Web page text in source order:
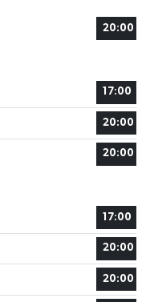
20:00
17:00
20:00
20:00
17:00
20:00
20:00